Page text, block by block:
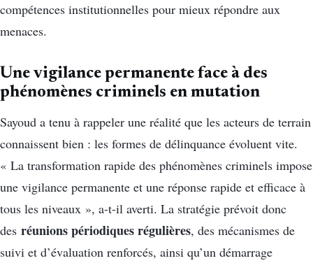
compétences institutionnelles pour mieux répondre aux
menaces.
Une vigilance permanente face à des
phénomènes criminels en mutation
Sayoud a tenu à rappeler une réalité que les acteurs de terrain
connaissent bien : les formes de délinquance évoluent vite.
« La transformation rapide des phénomènes criminels impose
une vigilance permanente et une réponse rapide et efficace à
tous les niveaux », a-t-il averti. La stratégie prévoit donc
des réunions périodiques régulières, des mécanismes de
suivi et d’évaluation renforcés, ainsi qu’un démarrage